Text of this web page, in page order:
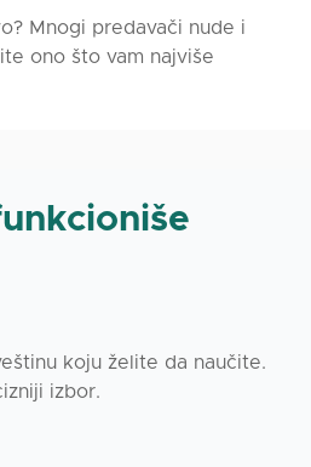
Mnogi predavači nude i
ono što vam najviše
koju želite da naučite.
izbor.